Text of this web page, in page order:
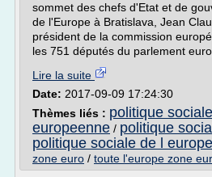
sommet des chefs d'Etat et de
de l'Europe à Bratislava, Jean
président de la commission
les 751 députés du parlement
Lire la suite
Date: 2017-09-09 17:24:30
Thèmes liés : politique
europeenne / politique
politique sociale de l europe
zone euro / toute l'europe zone